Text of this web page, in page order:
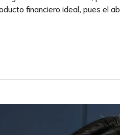
financiero ideal, pues el